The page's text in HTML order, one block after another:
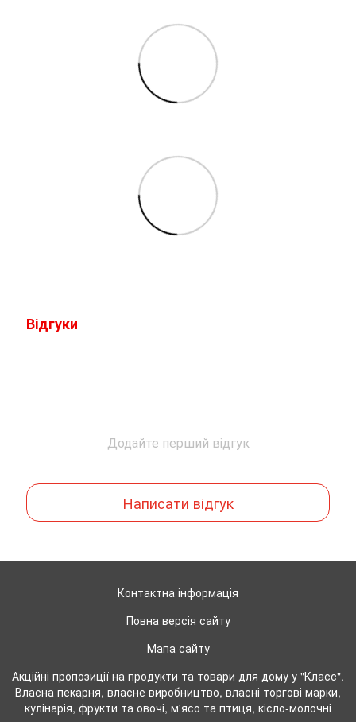
Відгуки
Додайте перший відгук
Написати відгук
Контактна інформація
Повна версія сайту
Мапа сайту
Акційні пропозиції на продукти та товари для дому у "Класс".
Власна пекарня, власне виробництво, власні торгові марки,
кулінарія, фрукти та овочі, м'ясо та птиця, кісло-молочні